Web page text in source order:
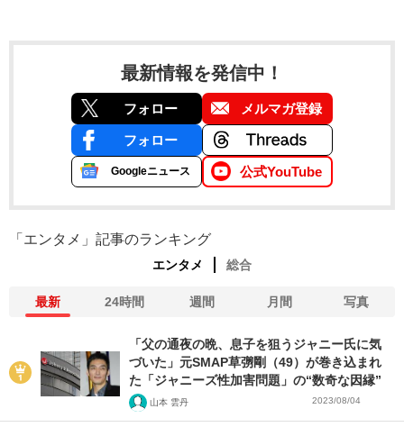
最新情報を発信中！
フォロー メルマガ登録
フォロー
Googleニュース 公式YouTube
「エンタメ」記事のランキング
エンタメ 総合
最新 24時間 週間 月間 写真
「父の通夜の晩、息子を狙うジャニー氏に気
づいた」元SMAP草彅剛（49）が巻き込まれ
た「ジャニーズ性加害問題」の“数奇な因縁”
山本 雲丹 2023/08/04